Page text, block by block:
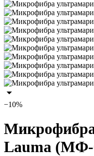
−10%
Lauma (МФ-